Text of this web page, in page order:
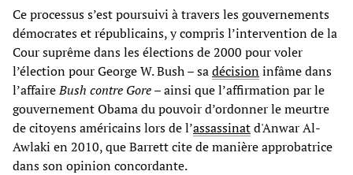
Ce processus s’est poursuivi à travers les gouvernements
démocrates et républicains, y compris l’intervention de la
Cour suprême dans les élections de 2000 pour voler
l’élection pour George W. Bush – sadécisioninfâme dans
l’affaireBush contre Gore –ainsi que l’affirmation par le
gouvernement Obama du pouvoir d’ordonner le meurtre
de citoyens américains lors de l’assassinatd'Anwar Al-
Awlaki en 2010, que Barrett cite de manière approbatrice
dans son opinion concordante.